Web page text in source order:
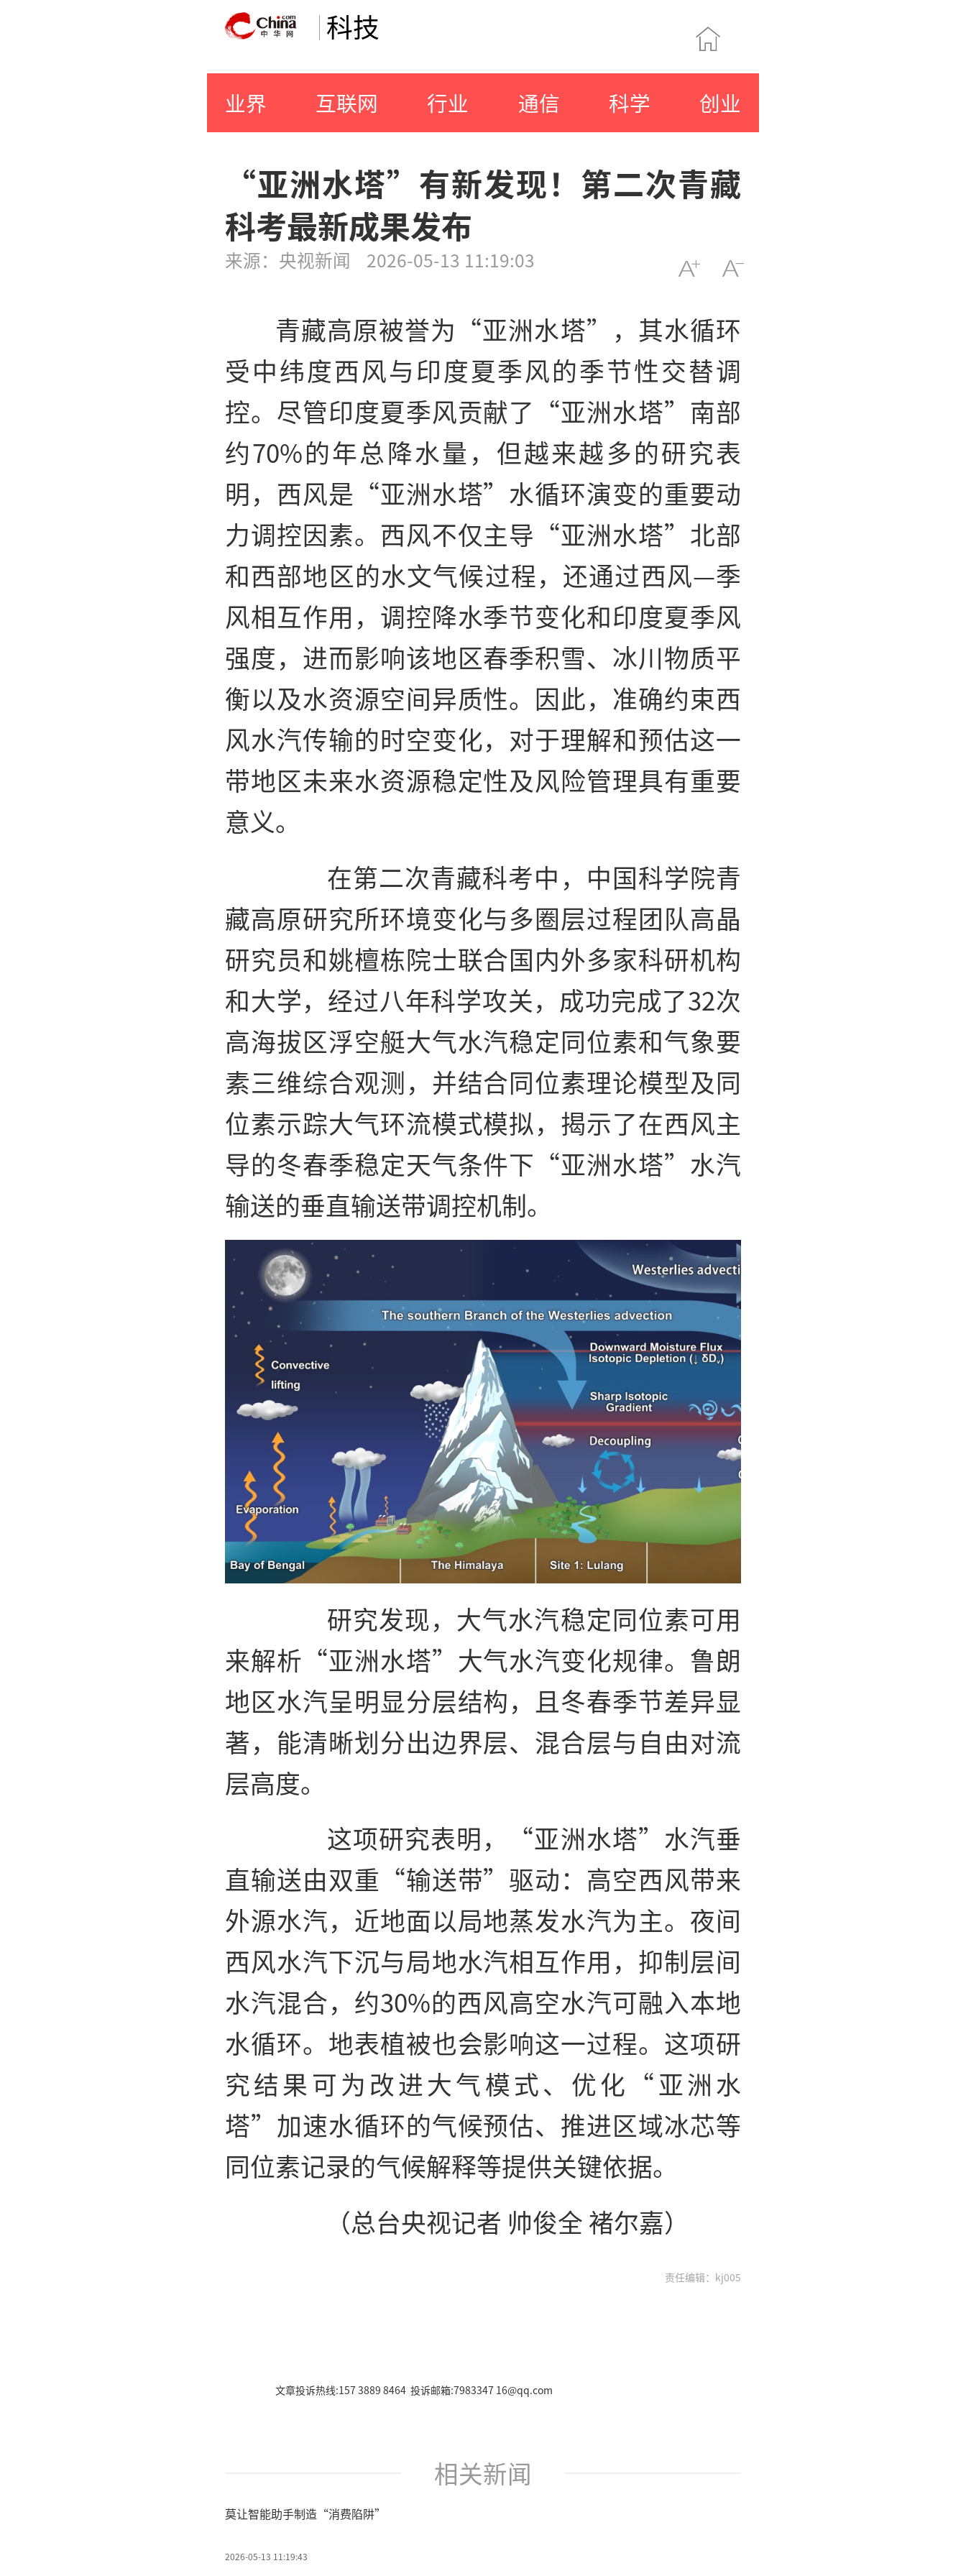
科技
业界 互联网 行业 通信 科学 创业
“亚洲水塔”有新发现！第二次青藏
科考最新成果发布
来源：央视新闻 2026-05-13 11:19:03
青藏高原被誉为“亚洲水塔”，其水循环
受中纬度西风与印度夏季风的季节性交替调
控。尽管印度夏季风贡献了“亚洲水塔”南部
约70%的年总降水量，但越来越多的研究表
明，西风是“亚洲水塔”水循环演变的重要动
力调控因素。西风不仅主导“亚洲水塔”北部
和西部地区的水文气候过程，还通过西风—季
风相互作用，调控降水季节变化和印度夏季风
强度，进而影响该地区春季积雪、冰川物质平
衡以及水资源空间异质性。因此，准确约束西
风水汽传输的时空变化，对于理解和预估这一
带地区未来水资源稳定性及风险管理具有重要
意义。
在第二次青藏科考中，中国科学院青
藏高原研究所环境变化与多圈层过程团队高晶
研究员和姚檀栋院士联合国内外多家科研机构
和大学，经过八年科学攻关，成功完成了32次
高海拔区浮空艇大气水汽稳定同位素和气象要
素三维综合观测，并结合同位素理论模型及同
位素示踪大气环流模式模拟，揭示了在西风主
导的冬春季稳定天气条件下“亚洲水塔”水汽
输送的垂直输送带调控机制。
研究发现，大气水汽稳定同位素可用
来解析“亚洲水塔”大气水汽变化规律。鲁朗
地区水汽呈明显分层结构，且冬春季节差异显
著，能清晰划分出边界层、混合层与自由对流
层高度。
这项研究表明，“亚洲水塔”水汽垂
直输送由双重“输送带”驱动：高空西风带来
外源水汽，近地面以局地蒸发水汽为主。夜间
西风水汽下沉与局地水汽相互作用，抑制层间
水汽混合，约30%的西风高空水汽可融入本地
水循环。地表植被也会影响这一过程。这项研
究结果可为改进大气模式、优化“亚洲水
塔”加速水循环的气候预估、推进区域冰芯等
同位素记录的气候解释等提供关键依据。
（总台央视记者 帅俊全 褚尔嘉）
责任编辑：kj005
文章投诉热线:157 3889 8464 投诉邮箱:7983347 16@qq.com
相关新闻
莫让智能助手制造“消费陷阱”
2026-05-13 11:19:43